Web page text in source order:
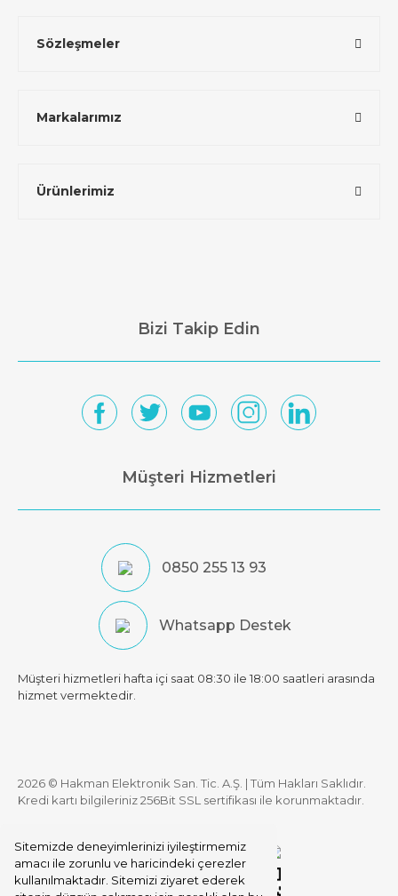
Sitemizde deneyimlerinizi iyileştirmemiz
amacı ile zorunlu ve haricindeki çerezler
kullanılmaktadır. Sitemizi ziyaret ederek
Sözleşmeler
Markalarımız
Ürünlerimiz
Bizi Takip Edin
Müşteri Hizmetleri
0850 255 13 93
Whatsapp Destek
Müşteri hizmetleri hafta içi saat 08:30 ile 18:00 saatleri arasında
hizmet vermektedir.
2026 © Hakman Elektronik San. Tic. A.Ş. | Tüm Hakları Saklıdır.
Kredi kartı bilgileriniz 256Bit SSL sertifikası ile korunmaktadır.